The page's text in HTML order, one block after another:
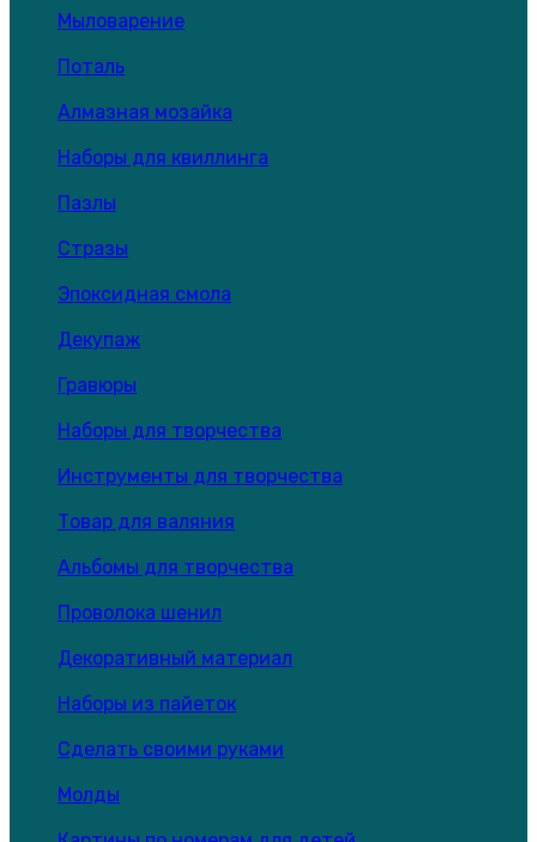
Мыловарение
Поталь
Алмазная мозайка
Наборы для квиллинга
Пазлы
Стразы
Эпоксидная смола
Декупаж
Гравюры
Наборы для творчества
Инструменты для творчества
Товар для валяния
Альбомы для творчества
Проволока шенил
Декоративный материал
Наборы из пайеток
Сделать своими руками
Молды